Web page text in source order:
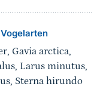
Vogelarten
Gavia arctica,
Larus minutus,
Sterna hirundo